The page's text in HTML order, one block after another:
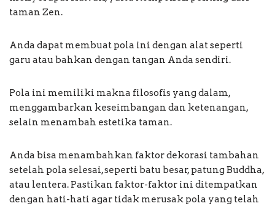
taman Zen.
Anda dapat membuat pola ini dengan alat seperti
garu atau bahkan dengan tangan Anda sendiri.
Pola ini memiliki makna filosofis yang dalam,
menggambarkan keseimbangan dan ketenangan,
selain menambah estetika taman.
Anda bisa menambahkan faktor dekorasi tambahan
setelah pola selesai, seperti batu besar, patung Buddha,
atau lentera. Pastikan faktor-faktor ini ditempatkan
dengan hati-hati agar tidak merusak pola yang telah